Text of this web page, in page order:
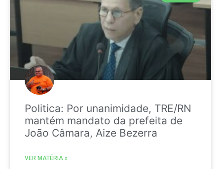
Politica: Por unanimidade, TRE/RN
mantém mandato da prefeita de
João Câmara, Aize Bezerra
VER MATÉRIA »